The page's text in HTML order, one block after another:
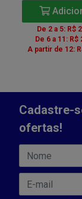
De 2 a 5: R$
De 6 a 11: R$
A partir de 12:
Cadastre-
ofertas!